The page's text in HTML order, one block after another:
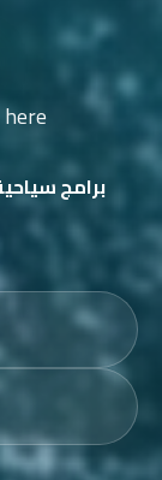
برامج